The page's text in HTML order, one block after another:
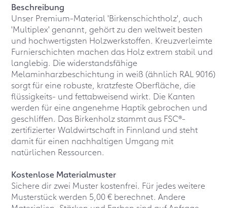
Beschreibung
Unser Premium-Material 'Birkenschichtholz', auch
'Multiplex' genannt, gehört zu den weltweit besten
und hochwertigsten Holzwerkstoffen. Kreuzverleimte
Furnierschichten machen das Holz extrem stabil und
langlebig. Die widerstandsfähige
Melaminharzbeschichtung in weiß (ähnlich RAL 9016)
sorgt für eine robuste, kratzfeste Oberfläche, die
flüssigkeits- und fettabweisend wirkt. Die Kanten
werden für eine angenehme Haptik gebrochen und
geschliffen. Das Birkenholz stammt aus FSC®-
zertifizierter Waldwirtschaft in Finnland und steht
damit für einen nachhaltigen Umgang mit
natürlichen Ressourcen.
Kostenlose Materialmuster
Sichere dir zwei Muster kostenfrei. Für jedes weitere
Musterstück werden 5,00 € berechnet. Andere